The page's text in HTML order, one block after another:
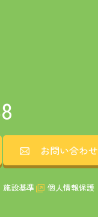
お問い合わせ
施設基準 個人情報保護